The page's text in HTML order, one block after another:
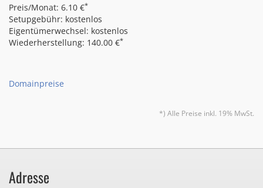
Preis/Monat: 6.10 €*
Setupgebühr: kostenlos
Eigentümerwechsel: kostenlos
Wiederherstellung: 140.00 €*
Domainpreise
*) Alle Preise inkl. 19% MwSt.
Adresse